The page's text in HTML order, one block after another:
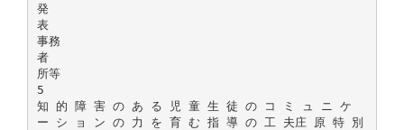
発
表
事務
者
所等
5
知 的 障 害 の あ る 児 童 生 徒 の コ ミ ュ ニ ケ
ー シ ョ ン の 力 を 育 む 指 導 の 工 夫庄 原 特 別